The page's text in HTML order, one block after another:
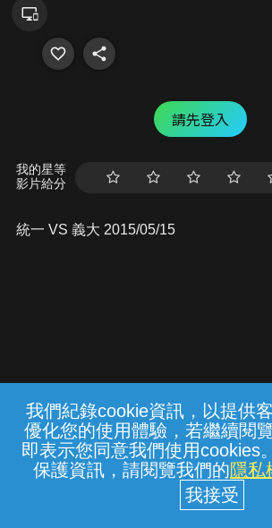
我們紀錄cookie資訊，以提供
優化您的使用體驗，若繼續閱
即表示您同意我們使用cookies
保護資訊，請閱覽我們的隱私
請先登入
我的星等
影片給分
統一 VS 義大 2015/05/15
常見問題 線上客服 服務條款
中華電信股份有限公司個人家
(統一編號：96979949) ©
{{notifyMsg}}